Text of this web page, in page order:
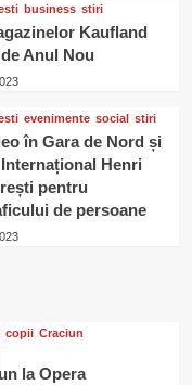
business stiri
Kaufland
Anul Nou
evenimente social stiri
în Gara de Nord și
Henri
pentru
de persoane
copii Craciun
la Opera